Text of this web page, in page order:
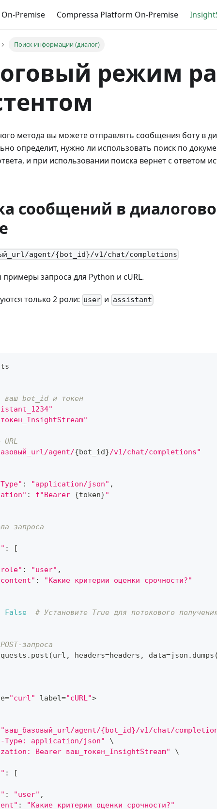
Premise Сompressa Platform On-Premise
Поиск информации (диалог)
режим
метода вы можете отправлять сообщения боту в
определит, нужно ли использовать поиск по
и при использовании поиска вернет с ответом
сообщений в
agent/{bot_id}/v1/chat/completions
запроса для Python и cURL.
только 2 роли: user и assistant
ваш bot_id и токен
agent/{bot_id}/v1/chat/completions"
: "application/json" ,
: f"Bearer {token}"
запроса
: [
: "user" ,
: "Какие критерии оценки срочности?"
False # Установите True для потокового
запроса
. post (url , headers=headers , data=json . dumps (
="curl" label="cURL">
"ваш_базовый_url/agent/{bot_id}/v1/chat/
Type: application/json"
\
Bearer ваш_токен_InsightStream"
\
: [
: "user" ,
: "Какие критерии оценки срочности?"